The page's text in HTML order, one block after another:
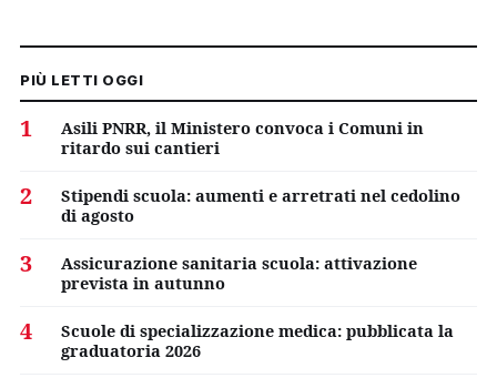
PIÙ LETTI OGGI
1
Asili PNRR, il Ministero convoca i Comuni in
ritardo sui cantieri
2
Stipendi scuola: aumenti e arretrati nel cedolino
di agosto
3
Assicurazione sanitaria scuola: attivazione
prevista in autunno
4
Scuole di specializzazione medica: pubblicata la
graduatoria 2026